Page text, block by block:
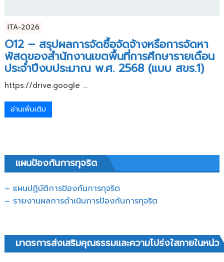
ITA-2026
O12 – สรุปผลการจัดซื้อจัดจ้างหรือการจัดหา
พัสดุของสำนักงานเขตพื้นที่การศึกษารายเดือน
ประจำปีงบประมาณ พ.ศ. 2568 (แบบ สขร.1)
https://drive.google ...
อ่านเพิ่มเติม
แผนป้องกันการทุจริต
– แผนปฏิบัติการป้องกันการทุจริต
– รายงานผลการดำเนินการป้องกันการทุจริต
มาตรการส่งเสริมคุณธรรมและความโปร่งใสภายในหน่ว